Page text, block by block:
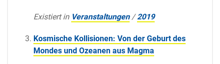
Existiert in Veranstaltungen /2019
Kosmische Kollisionen: Von der Geburt des
Mondes und Ozeanen aus Magma